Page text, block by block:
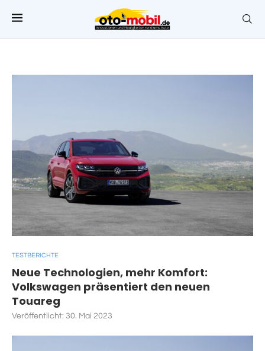
TESTBERICHTE
Neue Technologien, mehr Komfort:
Volkswagen präsentiert den neuen
Touareg
Veröffentlicht: 30. Mai 2023